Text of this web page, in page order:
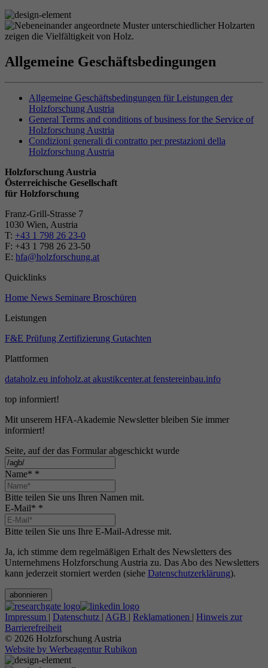
Allgemeine Geschäftsbedingungen
Allgemeine Geschäftsbedingungen für Leistungen der
Holzforschung Austria
General Terms and conditions of business for the Service of
Holzforschung Austria
Condizioni generali di contratto per prestazioni della
Holzforschung Austria
Holzforschung Austria
Österreichische Gesellschaft
für Holzforschung
Franz-Grill-Strasse 7
1030 Wien, Austria
T: +43 1 798 26 23-0
​​F: +43 1 798 26 23-50
E: hfa@holzforschung.at
Quicklinks
Home News Seminare Broschüren
Leistungen
F&E Prüfung Zertifizierung Gutachten
Plattformen
dataholz.eu infoholz.at akustikcenter.at fenstereinbau.info
top informiert!
Mit unserem HFA-Akademie Newsletter bleiben Sie immer
informiert!
Seite, auf der das Formular abgeschickt wurde
Name* *
Bitte teilen Sie uns Ihren Namen mit.
E-Mail* *
Bitte teilen Sie uns Ihre E-Mail-Adresse mit.
Ja, ich stimme dem regelmäßigen Erhalt des Newsletters des
Unternehmens Holzforschung Austria zu. Das Abo des Newsletters
kann jederzeit storniert werden (siehe Datenschutzerklärung).
abonnieren
Impressum | Datenschutz | AGB | Reklamationen | Hinweis zur
Barrierefreiheit
© 2026 Holzforschung Austria
Website by Werbeagentur Rubikon